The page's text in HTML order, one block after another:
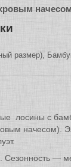
размер),
лосины с
начесом).
—